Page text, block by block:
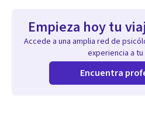
Empieza hoy tu
Accede a una amplia red de
experiencia a
Encuentra